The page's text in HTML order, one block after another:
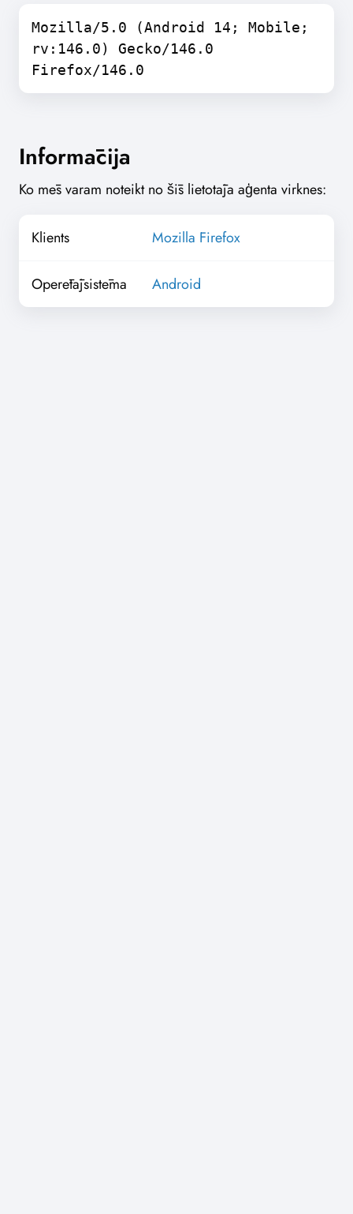
Mozilla/5.0 (Android 14; Mobile;
rv:146.0) Gecko/146.0
Firefox/146.0
Informācija
Ko mēs varam noteikt no šīs lietotāja aģenta virknes:
Klients Mozilla Firefox
Operētājsistēma Android